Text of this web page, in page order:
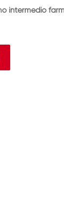
intermedio